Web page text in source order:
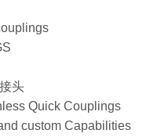
头
Quick Couplings
custom Capabilities